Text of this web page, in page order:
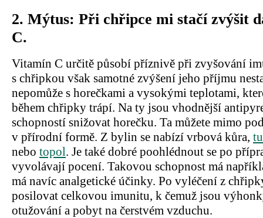
2. Mýtus: Při chřipce mi stačí zvýšit
C.
Vitamín C určitě působí příznivě při zvyšování
s chřipkou však samotné zvýšení jeho příjmu
nepomůže s horečkami a vysokými teplotami,
během chřipky trápí. Na ty jsou vhodnější
schopností snižovat horečku. Ta můžete mimo
v přírodní formě. Z bylin se nabízí vrbová kůra,
nebo topol. Je také dobré poohlédnout se po
vyvolávají pocení. Takovou schopnost má
má navíc analgetické účinky. Po vyléčení z
posilovat celkovou imunitu, k čemuž jsou
otužování a pobyt na čerstvém vzduchu.